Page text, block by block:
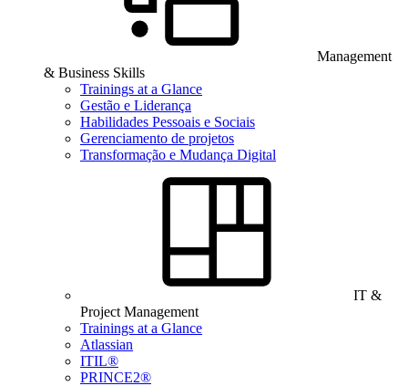
Management
& Business Skills
Trainings at a Glance
Gestão e Liderança
Habilidades Pessoais e Sociais
Gerenciamento de projetos
Transformação e Mudança Digital
IT &
Project Management
Trainings at a Glance
Atlassian
ITIL®
PRINCE2®